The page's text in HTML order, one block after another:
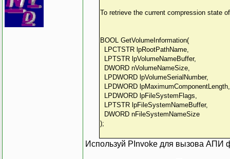
To retrieve the current compression state
BOOL GetVolumeInformation(
LPCTSTR lpRootPathName,
LPTSTR lpVolumeNameBuffer,
DWORD nVolumeNameSize,
LPDWORD lpVolumeSerialNumber,
LPDWORD lpMaximumComponentLength,
LPDWORD lpFileSystemFlags,
LPTSTR lpFileSystemNameBuffer,
DWORD nFileSystemNameSize
);
Используй PInvoke для вызова АПИ